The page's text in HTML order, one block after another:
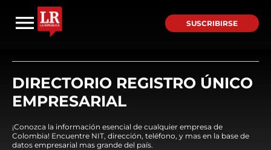
SUSCRIBIRSE
DIRECTORIO REGISTRO ÚNICO
EMPRESARIAL
¡Conozca la información esencial de cualquier empresa de
Colombia! Encuentre NIT, dirección, teléfono, y mas en la base de
datos empresarial mas grande del país.